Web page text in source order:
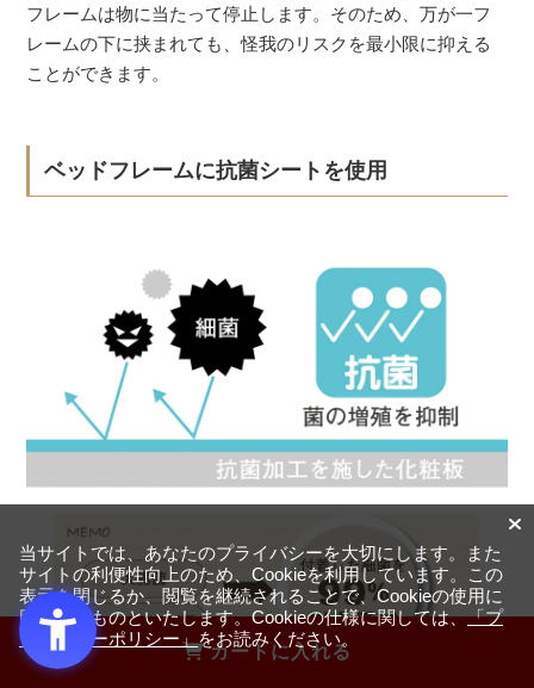
カートに入れる
フレームは物に当たって停止します。そのため、万が一フ
レームの下に挟まれても、怪我のリスクを最小限に抑える
ことができます。
ベッドフレームに抗菌シートを使用
当サイトでは、あなたのプライバシーを大切にします。また
サイトの利便性向上のため、Cookieを利用しています。この
表示を閉じるか、閲覧を継続されることで、Cookieの使用に
同意するものといたします。Cookieの仕様に関しては、「プ
ライバシーポリシー」をお読みください。